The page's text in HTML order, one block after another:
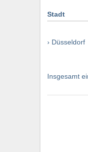
Stadt
› Düsseldorf
Insgesamt